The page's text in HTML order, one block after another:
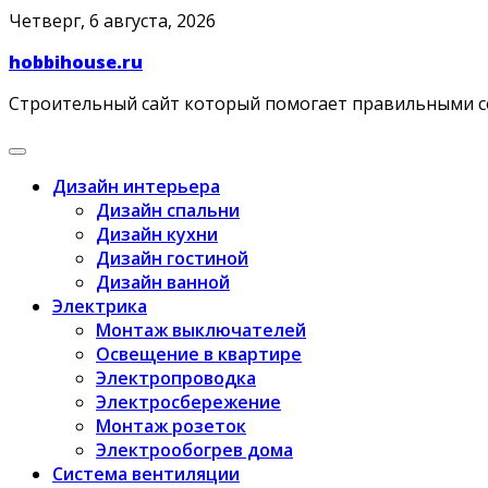
Skip
content
Четверг, 6 августа, 2026
hobbihouse.ru
Строительный сайт который помогает правильными
Дизайн интерьера
Дизайн спальни
Дизайн кухни
Дизайн гостиной
Дизайн ванной
Электрика
Монтаж выключателей
Освещение в квартире
Электропроводка
Электросбережение
Монтаж розеток
Электрообогрев дома
Система вентиляции